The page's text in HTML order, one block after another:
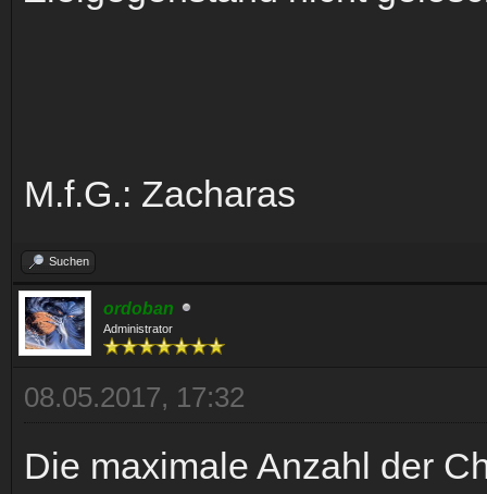
M.f.G.: Zacharas
Suchen
ordoban
Administrator
08.05.2017, 17:32
Die maximale Anzahl der